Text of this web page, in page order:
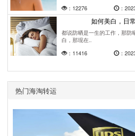
：12276
：
如何美白，日
都说防晒是一生的工作，那防
白，那现在..
：11416
：
热门海淘转运